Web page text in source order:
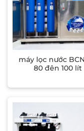
máy lọc nước
80 đên 100 lít